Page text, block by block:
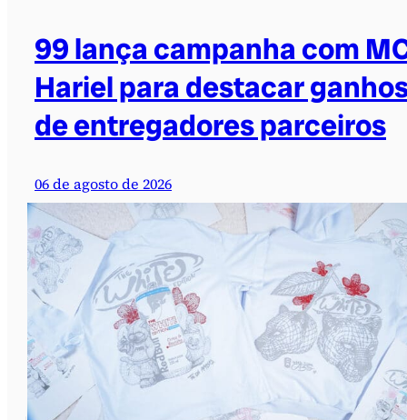
99 lança campanha com
Hariel para destacar
de entregadores parceiros
06 de agosto de 2026